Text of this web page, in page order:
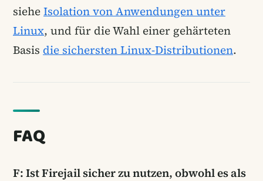
sieheIsolation von Anwendungen unter
Linux, und für die Wahl einer gehärteten
Basis die sichersten Linux-Distributionen.
FAQ
F: Ist Firejail sicher zu nutzen, obwohl es als